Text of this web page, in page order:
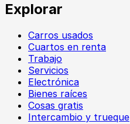
Explorar
Carros usados
Cuartos en renta
Trabajo
Servicios
Electrónica
Bienes raíces
Cosas gratis
Intercambio y trueque